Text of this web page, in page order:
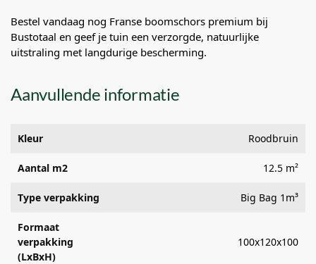
Bestel vandaag nog Franse boomschors premium bij
Bustotaal en geef je tuin een verzorgde, natuurlijke
uitstraling met langdurige bescherming.
Aanvullende informatie
Kleur Roodbruin
Aantal m2 12.5 m²
Type verpakking Big Bag 1m³
Formaat
verpakking
(LxBxH)
100x120x100